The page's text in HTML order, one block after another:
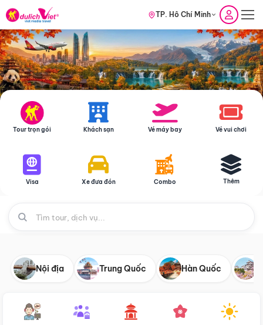
TP. Hồ Chí Minh
Tour trọn gói Khách sạn Vé máy bay Vé vui chơi
Visa Xe đưa đón Combo Thêm
Nội địa Trung Quốc Hàn Quốc